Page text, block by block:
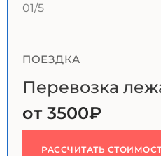
01/5
ПОЕЗДКА
Перевозка
от 3500₽
РАССЧИТАТЬ